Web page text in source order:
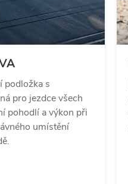
podložka s
pro jezdce všech
pohodlí a výkon při
umístění